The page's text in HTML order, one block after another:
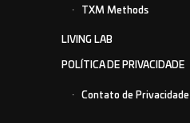
TXM Methods
LIVING LAB
POLÍTICA DE PRIVACIDADE
Contato de Privacidade